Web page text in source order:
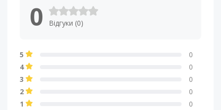
0 Відгуки (0)
5
0
4
0
3
0
2
0
1
0